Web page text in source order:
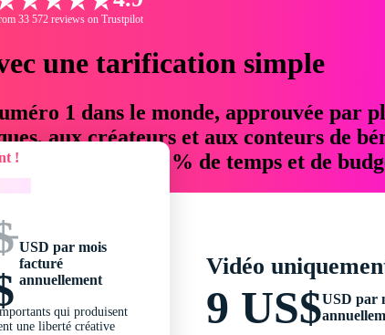
33 572 reviews on Trustpilot
une tarification simple
1 dans le monde, approuvée par
aux créateurs et aux conteurs de
jusqu'à 76 % de temps et de
USD par mois
facturé
annuellement
qui produisent
une liberté créative
Vidéo
9 US$USD par